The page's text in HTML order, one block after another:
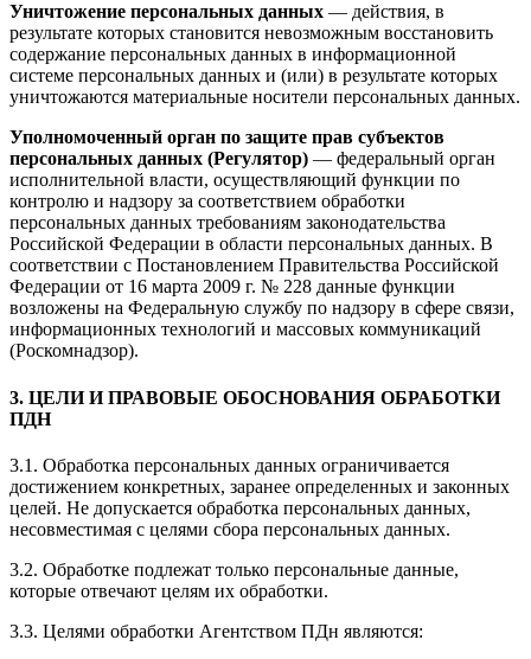
Уничтожение персональных данных — действия, в
результате которых становится невозможным восстановить
содержание персональных данных в информационной
системе персональных данных и (или) в результате которых
уничтожаются материальные носители персональных данных.
Уполномоченный орган по защите прав субъектов
персональных данных (Регулятор) — федеральный орган
исполнительной власти, осуществляющий функции по
контролю и надзору за соответствием обработки
персональных данных требованиям законодательства
Российской Федерации в области персональных данных. В
соответствии с Постановлением Правительства Российской
Федерации от 16 марта 2009 г. № 228 данные функции
возложены на Федеральную службу по надзору в сфере связи,
информационных технологий и массовых коммуникаций
(Роскомнадзор).
3. ЦЕЛИ И ПРАВОВЫЕ ОБОСНОВАНИЯ ОБРАБОТКИ
ПДН
3.1. Обработка персональных данных ограничивается
достижением конкретных, заранее определенных и законных
целей. Не допускается обработка персональных данных,
несовместимая с целями сбора персональных данных.
3.2. Обработке подлежат только персональные данные,
которые отвечают целям их обработки.
3.3. Целями обработки Агентством ПДн являются: